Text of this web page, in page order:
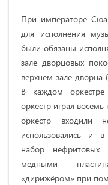
При императоре
для исполнения
были обязаны
зале дворцовых
верхнем зале
В каждом
оркестр играл
оркестр входили
использовались и
набор
медными
«дирижёром» при